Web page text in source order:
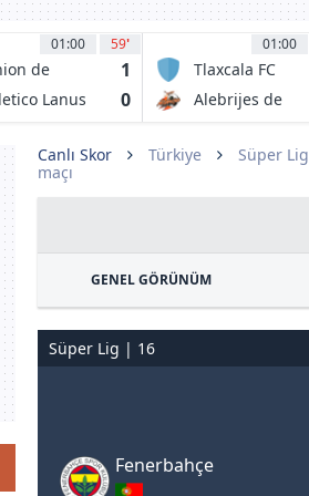
01:00 59'
de
Fe
1
Lanus 0
01:00
Tlaxcala FC
Alebrijes de
Canlı Skor Türkiye Süper Lig
maçı
GENEL GÖRÜNÜM
Süper Lig | 16
Fenerbahçe